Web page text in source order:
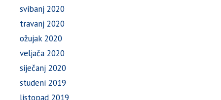
svibanj 2020
travanj 2020
ožujak 2020
veljača 2020
siječanj 2020
studeni 2019
listopad 2019